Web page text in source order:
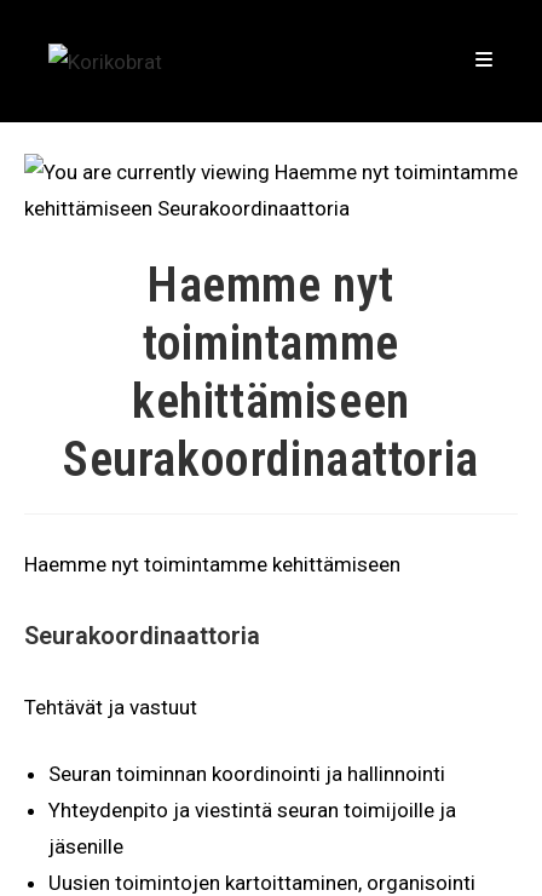
Haemme nyt
toimintamme
kehittämiseen
Seurakoordinaattoria
Haemme nyt toimintamme kehittämiseen
Seurakoordinaattoria
Tehtävät ja vastuut
Seuran toiminnan koordinointi ja hallinnointi
Yhteydenpito ja viestintä seuran toimijoille ja
jäsenille
Uusien toimintojen kartoittaminen, organisointi